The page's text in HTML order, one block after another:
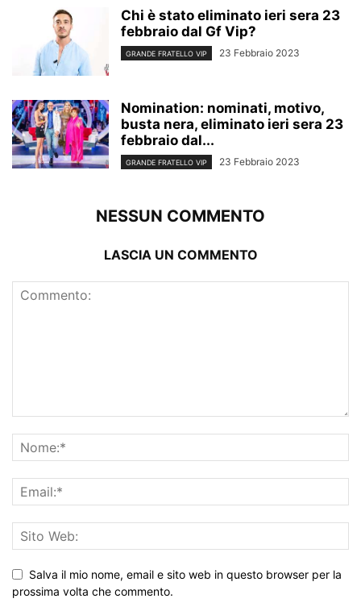
Chi è stato eliminato ieri sera 23
febbraio dal Gf Vip?
GRANDE FRATELLO VIP 23 Febbraio 2023
Nomination: nominati, motivo,
busta nera, eliminato ieri sera 23
febbraio dal...
GRANDE FRATELLO VIP 23 Febbraio 2023
NESSUN COMMENTO
LASCIA UN COMMENTO
Salva il mio nome, email e sito web in questo browser per la
prossima volta che commento.